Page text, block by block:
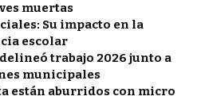
muertas
Su impacto en la
escolar
trabajo 2026 junto a
municipales
están aburridos con micro